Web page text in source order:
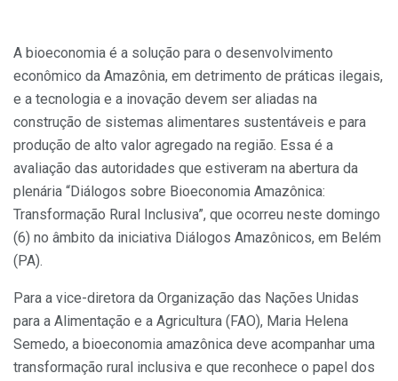
A bioeconomia é a solução para o desenvolvimento
econômico da Amazônia, em detrimento de práticas ilegais,
e a tecnologia e a inovação devem ser aliadas na
construção de sistemas alimentares sustentáveis e para
produção de alto valor agregado na região. Essa é a
avaliação das autoridades que estiveram na abertura da
plenária “Diálogos sobre Bioeconomia Amazônica:
Transformação Rural Inclusiva”, que ocorreu neste domingo
(6) no âmbito da iniciativa Diálogos Amazônicos, em Belém
(PA).
Para a vice-diretora da Organização das Nações Unidas
para a Alimentação e a Agricultura (FAO), Maria Helena
Semedo, a bioeconomia amazônica deve acompanhar uma
transformação rural inclusiva e que reconhece o papel dos